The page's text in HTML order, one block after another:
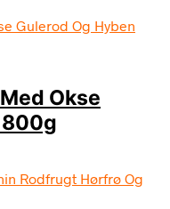
Okse
800g